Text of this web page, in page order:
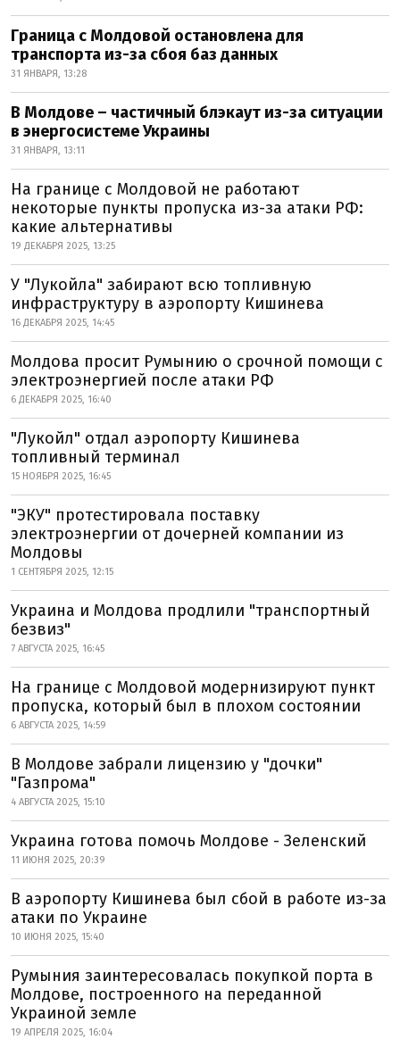
Граница с Молдовой остановлена для
транспорта из-за сбоя баз данных
31 ЯНВАРЯ, 13:28
В Молдове – частичный блэкаут из-за ситуации
в энергосистеме Украины
31 ЯНВАРЯ, 13:11
На границе с Молдовой не работают
некоторые пункты пропуска из-за атаки РФ:
какие альтернативы
19 ДЕКАБРЯ 2025, 13:25
У "Лукойла" забирают всю топливную
инфраструктуру в аэропорту Кишинева
16 ДЕКАБРЯ 2025, 14:45
Молдова просит Румынию о срочной помощи с
электроэнергией после атаки РФ
6 ДЕКАБРЯ 2025, 16:40
"Лукойл" отдал аэропорту Кишинева
топливный терминал
15 НОЯБРЯ 2025, 16:45
"ЭКУ" протестировала поставку
электроэнергии от дочерней компании из
Молдовы
1 СЕНТЯБРЯ 2025, 12:15
Украина и Молдова продлили "транспортный
безвиз"
7 АВГУСТА 2025, 16:45
На границе с Молдовой модернизируют пункт
пропуска, который был в плохом состоянии
6 АВГУСТА 2025, 14:59
В Молдове забрали лицензию у "дочки"
"Газпрома"
4 АВГУСТА 2025, 15:10
Украина готова помочь Молдове - Зеленский
11 ИЮНЯ 2025, 20:39
В аэропорту Кишинева был сбой в работе из-за
атаки по Украине
10 ИЮНЯ 2025, 15:40
Румыния заинтересовалась покупкой порта в
Молдове, построенного на переданной
Украиной земле
19 АПРЕЛЯ 2025, 16:04